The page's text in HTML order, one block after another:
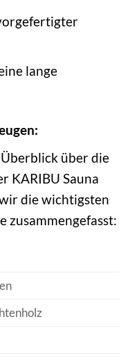
lange
über die
KARIBU Sauna
die wichtigsten
zusammengefasst: